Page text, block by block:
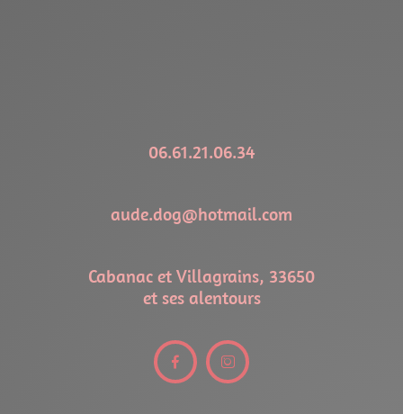
06.61.21.06.34
aude.dog@hotmail.com
Cabanac et Villagrains, 33650
et ses alentours
 